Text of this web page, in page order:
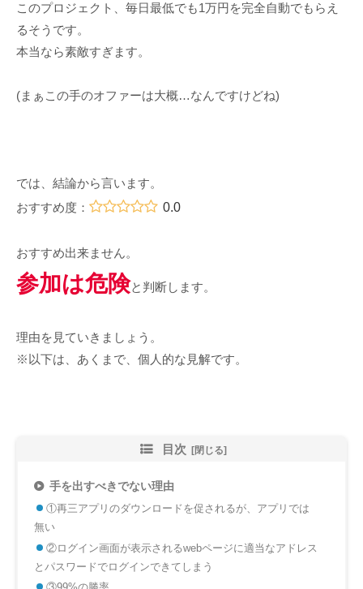
このプロジェクト、毎日最低でも1万円を完全自動でもらえ
るそうです。
本当なら素敵すぎます。
(まぁこの手のオファーは大概…なんですけどね)
では、結論から言います。
おすすめ度：
0.0
おすすめ出来ません。
参加は危険と判断します。
理由を見ていきましょう。
※以下は、あくまで、個人的な見解です。
目次
手を出すべきでない理由
①再三アプリのダウンロードを促されるが、アプリでは
無い
②ログイン画面が表示されるwebページに適当なアドレス
とパスワードでログインできてしまう